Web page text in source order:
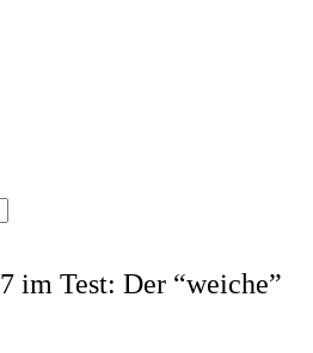
im Test: Der “weiche”